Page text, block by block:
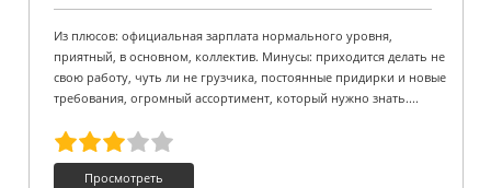
Из плюсов: официальная зарплата нормального уровня,
приятный, в основном, коллектив. Минусы: приходится делать не
свою работу, чуть ли не грузчика, постоянные придирки и новые
требования, огромный ассортимент, который нужно знать....
Просмотреть